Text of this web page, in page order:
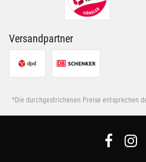
Versandpartner
*Die durchgestrichenen Preise entsprechen